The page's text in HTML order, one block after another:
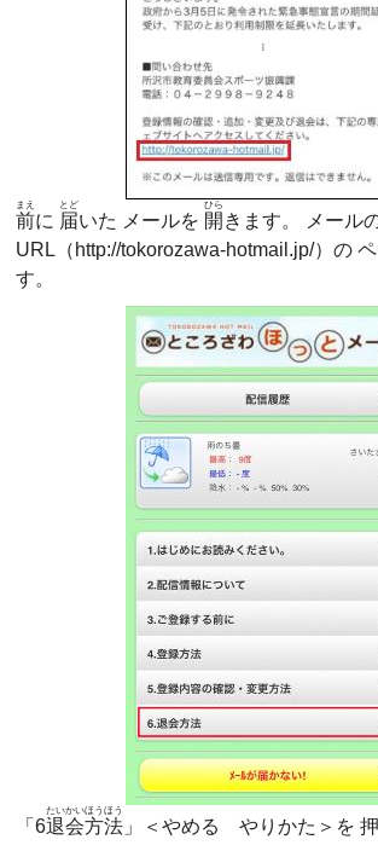
前
まえ
に 届
とど
いた メールを 開
ひら
きます。 メー
URL（http://tokorozawa-hotmail.jp/）の
す。
「6退会方法
たいかいほうほう
」＜やめる やりかた＞を